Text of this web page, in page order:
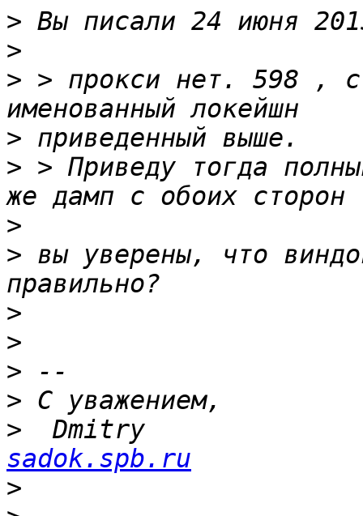
>
>
> > прокси нет. 598 , с
>
> > Приведу тогда
>
> вы уверены, что
>
>
>
>
>
sadok.spb.ru
>